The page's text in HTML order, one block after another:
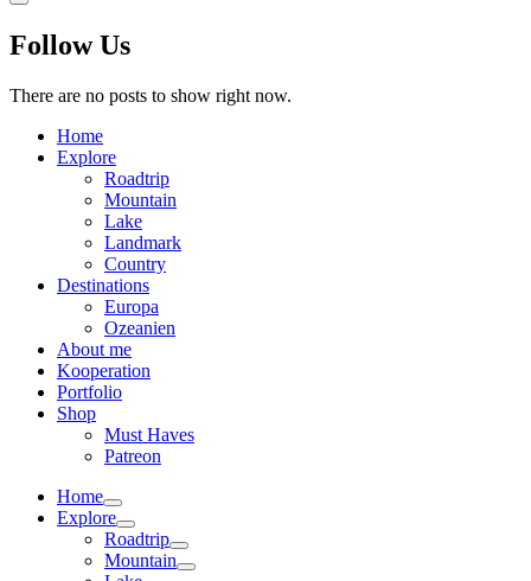
Follow Us
There are no posts to show right now.
Home
Explore
Roadtrip
Mountain
Lake
Landmark
Country
Destinations
Europa
Ozeanien
About me
Kooperation
Portfolio
Shop
Must Haves
Patreon
Home
Explore
Roadtrip
Mountain